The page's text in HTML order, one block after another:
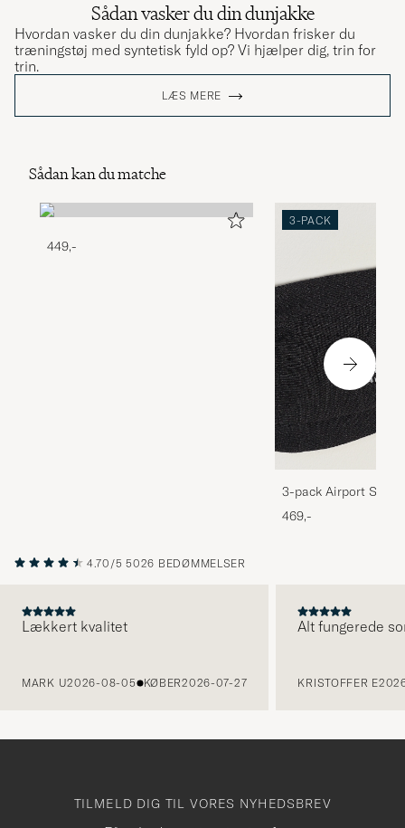
Sådan vasker du din dunjakke
Hvordan vasker du din dunjakke? Hvordan frisker du
træningstøj med syntetisk fyld op? Vi hjælper dig, trin for
trin.
LÆS MERE
Sådan kan du matche
449,-
3-PACK
3-pack Airport
Melange
469,-
4.70/5 5026 BEDØMMELSER
Lækkert kvalitet
MARK U2026-08-05 KØBER2026-07-27
Alt fungerede
KRISTOFFER E
TILMELD DIG TIL VORES NYHEDSBREV